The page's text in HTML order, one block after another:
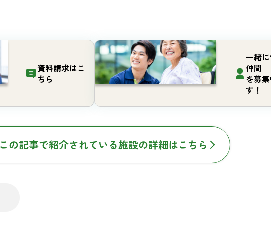
資料請求はこ
ちら
一緒に
仲間
を募
す！
この記事で紹介されている施設の詳細はこちら